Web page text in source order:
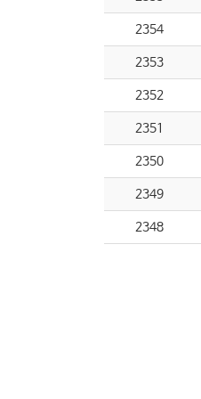
2354
2353
2352
2351
2350
2349
2348